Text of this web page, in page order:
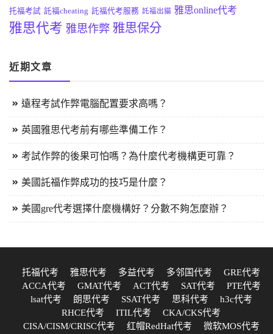
托福考試 託福cheating 託福代考服務 託福出貓 雅思online代考
雅思代考 雅思作弊 雅思保分
近期文章
遠程考試作弊電腦配置要求高嗎？
英國雅思代考前有哪些準備工作？
考試作弊的後果可怕嗎？為什麼代考機構更可靠？
美國託福作弊成功的技巧是什麼？
美國gre代考選擇什麼機構好？分數不夠怎麼辦？
托福代考 雅思代考 多益代考 多邻国代考
GRE代考
ACCA代考
GMAT代考 ACT代考 SAT代考
PTE代考
lsat代考
朗思代考 SSAT代考 思科代考
h3c代考
RHCE代考
ITIL代考
CKA/CKS代考
CISA/CISM/CRISC代考
红帽RedHat代考
微软MOS代考